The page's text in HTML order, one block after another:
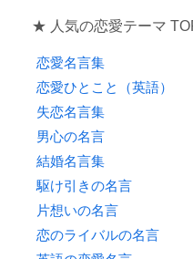
★ 人気の恋愛テーマ
恋愛名言集
恋愛ひとこと（英語）
失恋名言集
男心の名言
結婚名言集
駆け引きの名言
片想いの名言
恋のライバルの名言